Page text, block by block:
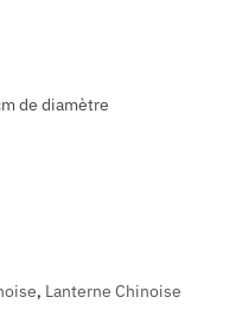
de diamètre
, Lanterne Chinoise